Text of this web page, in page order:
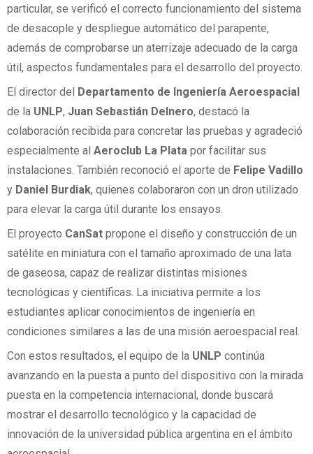
particular, se verificó el correcto funcionamiento del sistema
de desacople y despliegue automático del parapente,
además de comprobarse un aterrizaje adecuado de la carga
útil, aspectos fundamentales para el desarrollo del proyecto.
El director del Departamento de Ingeniería Aeroespacial
de la UNLP, Juan Sebastián Delnero, destacó la
colaboración recibida para concretar las pruebas y agradeció
especialmente al Aeroclub La Plata por facilitar sus
instalaciones. También reconoció el aporte de Felipe Vadillo
y Daniel Burdiak, quienes colaboraron con un dron utilizado
para elevar la carga útil durante los ensayos.
El proyecto CanSat propone el diseño y construcción de un
satélite en miniatura con el tamaño aproximado de una lata
de gaseosa, capaz de realizar distintas misiones
tecnológicas y científicas. La iniciativa permite a los
estudiantes aplicar conocimientos de ingeniería en
condiciones similares a las de una misión aeroespacial real.
Con estos resultados, el equipo de la UNLP continúa
avanzando en la puesta a punto del dispositivo con la mirada
puesta en la competencia internacional, donde buscará
mostrar el desarrollo tecnológico y la capacidad de
innovación de la universidad pública argentina en el ámbito